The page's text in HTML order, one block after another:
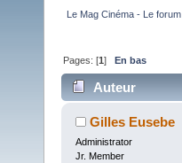
Le Mag Cinéma - Le forum
Pages: [1]En bas
Auteur
Gilles Eusebe
Administrator
Jr. Member